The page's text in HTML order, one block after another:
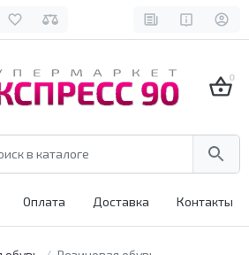
0
Оплата Доставка Контакты